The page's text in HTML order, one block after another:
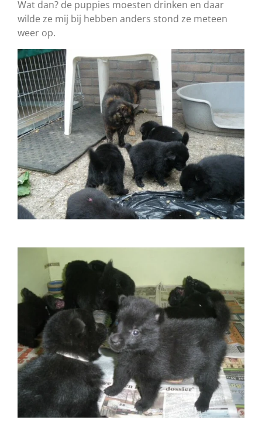
Wat dan? de puppies moesten drinken en daar
wilde ze mij bij hebben anders stond ze meteen
weer op.